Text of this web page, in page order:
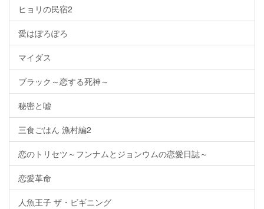
ヒョリの民宿2
愛はぽろぽろ
マイダス
ブラック～恋する死神～
秘密と嘘
三食ごはん 漁村編2
恋のトリセツ～フンナムとジョンウムの恋愛日誌～
恋愛革命
人魚王子 ザ・ビギニング